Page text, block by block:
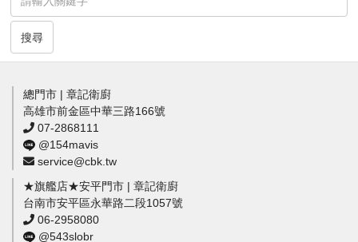
搜尋
總門市 | 章記衛廚
高雄市前金區中華三路166號
07-2868111
@154mavis
service@cbk.tw
★旗艦店★安平門市 | 章記衛廚
台南市安平區永華路二段1057號
06-2958080
@543slobr